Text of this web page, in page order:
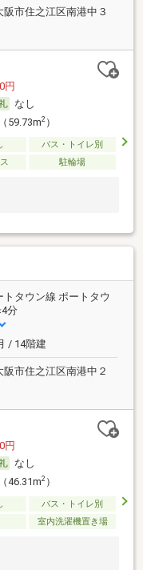
阪市住之江区南港中３
円
なし
59.73m2）
バス・トイレ別
駐輪場
トタウン線 ポートタウ
分
/ 14階建
阪市住之江区南港中２
円
なし
46.31m2）
バス・トイレ別
室内洗濯機置き場